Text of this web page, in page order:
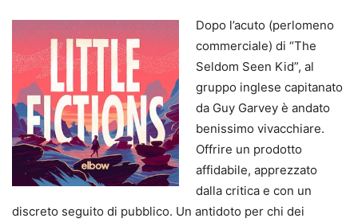
Dopo l’acuto (perlomeno
commerciale) di “The
Seldom Seen Kid”, al
gruppo inglese capitanato
da Guy Garvey è andato
benissimo vivacchiare.
Offrire un prodotto
affidabile, apprezzato
dalla critica e con un
discreto seguito di pubblico. Un antidoto per chi dei